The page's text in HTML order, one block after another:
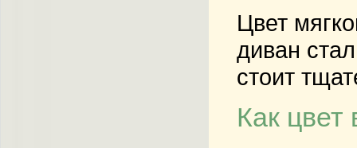
Цвет
диван
стоит
Как цвет